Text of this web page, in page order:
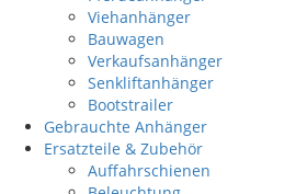
Viehanhänger
Bauwagen
Verkaufsanhänger
Senkliftanhänger
Bootstrailer
Gebrauchte Anhänger
Ersatzteile & Zubehör
Auffahrschienen